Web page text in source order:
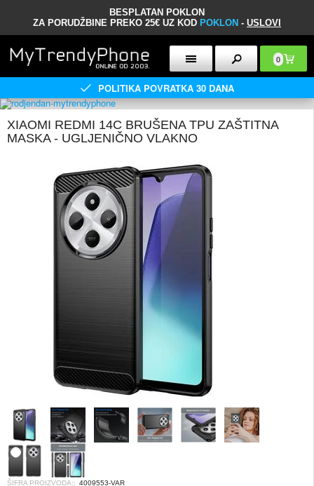
BESPLATAN POKLON
ZA PORUDŽBINE PREKO 25€ UZ KOD POKLON - USLOVI
0
POLITIKA POVRATKA 30 DANA
XIAOMI REDMI 14C BRUŠENA TPU ZAŠTITNA
MASKA - UGLJENIČNO VLAKNO
ŠIFRA PROIZVODA:: 4009553-VAR